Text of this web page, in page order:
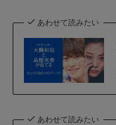
あわせて読みたい
あわせて読みたい